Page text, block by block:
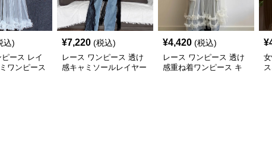
込)
ース レイ
ワンピース
¥7,220 (税込)
レース ワンピース 透け
感キャミソールレイヤー
¥4,420 (税込)
レース ワンピース 透け
感重ね着ワンピース キ
¥